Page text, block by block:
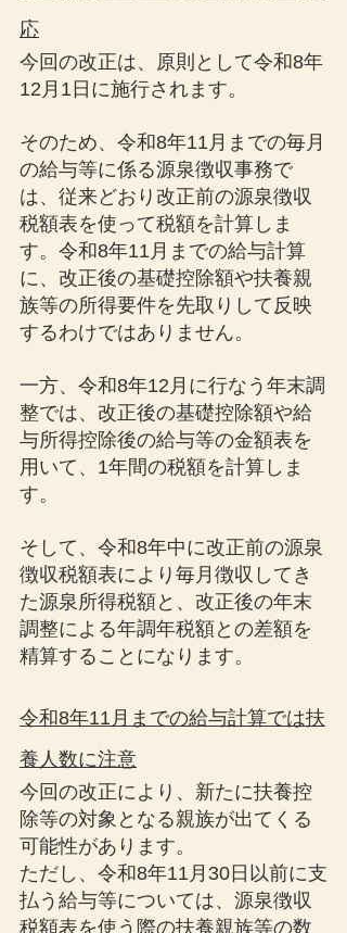
応
今回の改正は、原則として令和8年
12月1日に施行されます。
そのため、令和8年11月までの毎月
の給与等に係る源泉徴収事務で
は、従来どおり改正前の源泉徴収
税額表を使って税額を計算しま
す。令和8年11月までの給与計算
に、改正後の基礎控除額や扶養親
族等の所得要件を先取りして反映
するわけではありません。
一方、令和8年12月に行なう年末調
整では、改正後の基礎控除額や給
与所得控除後の給与等の金額表を
用いて、1年間の税額を計算しま
す。
そして、令和8年中に改正前の源泉
徴収税額表により毎月徴収してき
た源泉所得税額と、改正後の年末
調整による年調年税額との差額を
精算することになります。
令和8年11月までの給与計算では扶
養人数に注意
今回の改正により、新たに扶養控
除等の対象となる親族が出てくる
可能性があります。
ただし、令和8年11月30日以前に支
払う給与等については、源泉徴収
税額表を使う際の扶養親族等の数